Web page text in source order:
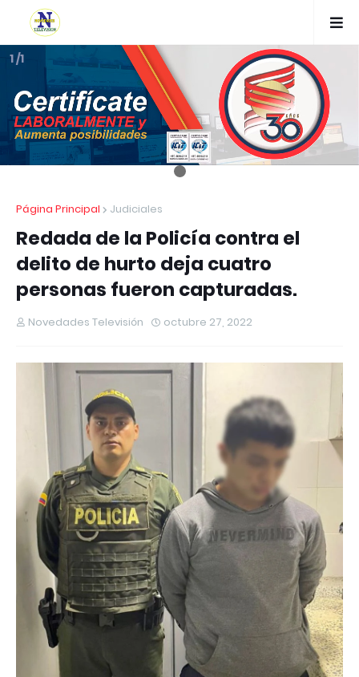
1 /1
Página Principal Judiciales
Redada de la Policía contra el
delito de hurto deja cuatro
personas fueron capturadas.
Novedades Televisión octubre 27, 2022